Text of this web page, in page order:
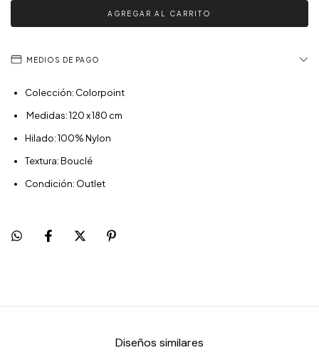
MEDIOS DE PAGO
Colección: Colorpoint
Medidas: 120 x 180 cm
Hilado: 100% Nylon
Textura: Bouclé
Condición: Outlet
Diseños similares